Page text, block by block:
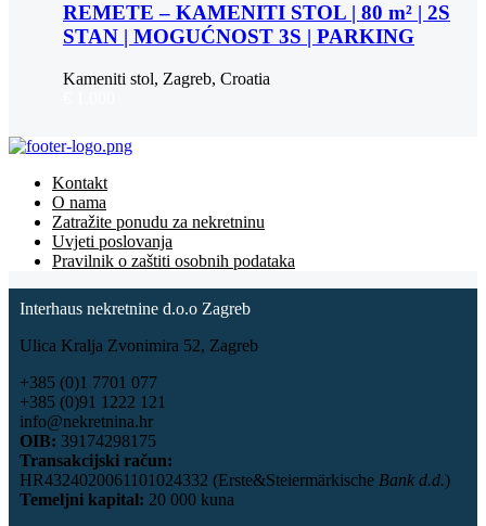
REMETE – KAMENITI STOL | 80 m² | 2S
STAN | MOGUĆNOST 3S | PARKING
Kameniti stol, Zagreb, Croatia
Kontakt
O nama
Zatražite ponudu za nekretninu
Uvjeti poslovanja
Pravilnik o zaštiti osobnih podataka
Interhaus nekretnine d.o.o Zagreb
Ulica Kralja Zvonimira 52, Zagreb
+385 (0)1 7701 077
+385 (0)91 1222 121
info@nekretnina.hr
OIB: 39174298175
Transakcijski račun:
HR4324020061101024332 (Erste&Steiermärkische Bank d.d.)
Temeljni kapital: 20 000 kuna